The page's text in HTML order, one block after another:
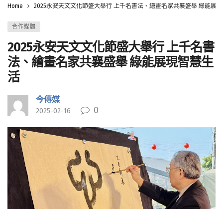
Home 2025永安天文文化節盛大舉行 上千名書法、繪畫名家共襄盛舉 綠能展
合作媒體
2025永安天文文化節盛大舉行 上千名書
法、繪畫名家共襄盛舉 綠能展現智慧生
活
今傳媒
2025-02-16 0